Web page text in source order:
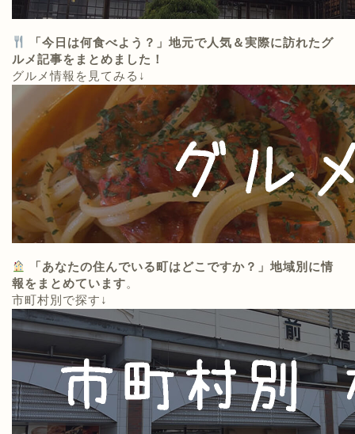
「今日は何食べよう？」地元で人気＆実際に訪れたグ
ルメ記事をまとめました！
グルメ情報を見てみる↓
「あなたの住んでいる町はどこですか？」地域別に情
報をまとめています。
市町村別で探す↓